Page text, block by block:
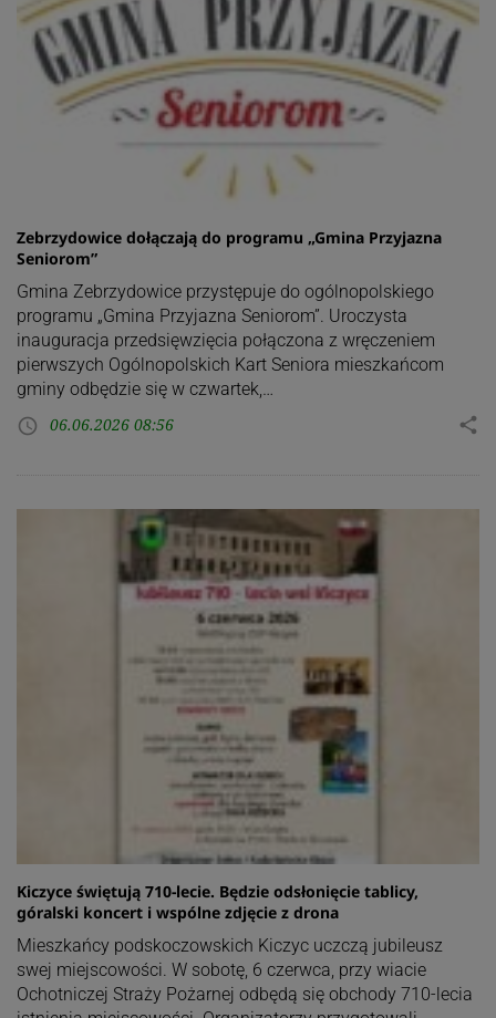
Zebrzydowice dołączają do programu „Gmina Przyjazna
Seniorom”
Gmina Zebrzydowice przystępuje do ogólnopolskiego
programu „Gmina Przyjazna Seniorom”. Uroczysta
inauguracja przedsięwzięcia połączona z wręczeniem
pierwszych Ogólnopolskich Kart Seniora mieszkańcom
gminy odbędzie się w czwartek,…
access_time 06.06.2026 08:56 share
Kiczyce świętują 710-lecie. Będzie odsłonięcie tablicy,
góralski koncert i wspólne zdjęcie z drona
Mieszkańcy podskoczowskich Kiczyc uczczą jubileusz
swej miejscowości. W sobotę, 6 czerwca, przy wiacie
Ochotniczej Straży Pożarnej odbędą się obchody 710-lecia